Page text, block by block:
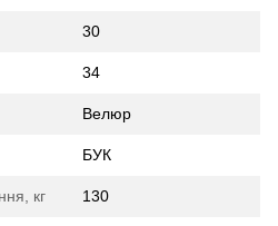
30
34
Велюр
БУК
кг 130